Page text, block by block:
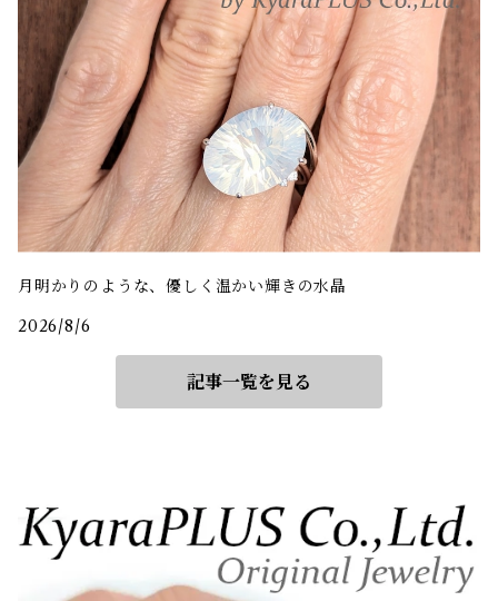
月明かりのような、優しく温かい輝きの水晶
2026/8/6
記事一覧を見る